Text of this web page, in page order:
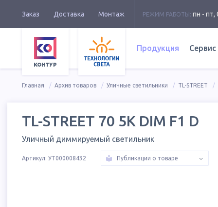
Заказ Доставка Монтаж РЕЖИМ РАБОТЫ: пн - пт,
Продукция Сервис
Главная Архив товаров Уличные светильники TL-STREET
TL-STREET 70 5K DIM F1 D
Уличный диммируемый светильник
Артикул: УТ000008432 Публикации о товаре